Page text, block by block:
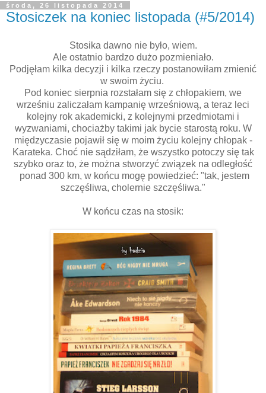
środa, 26 listopada 2014
Stosiczek na koniec listopada (#5/2014)
Stosika dawno nie było, wiem.
Ale ostatnio bardzo dużo pozmieniało.
Podjęłam kilka decyzji i kilka rzeczy postanowiłam zmienić
w swoim życiu.
Pod koniec sierpnia rozstałam się z chłopakiem, we
wrześniu zaliczałam kampanię wrześniową, a teraz leci
kolejny rok akademicki, z kolejnymi przedmiotami i
wyzwaniami, chociażby takimi jak bycie starostą roku. W
międzyczasie pojawił się w moim życiu kolejny chłopak -
Karateka. Choć nie sądziłam, że wszystko potoczy się tak
szybko oraz to, że można stworzyć związek na odległość
ponad 300 km, w końcu mogę powiedzieć: "tak, jestem
szczęśliwa, cholernie szczęśliwa."
W końcu czas na stosik: